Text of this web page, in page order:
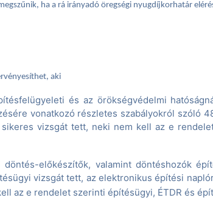
ha a rá irányadó öregségi nyugdíjkorhatár
aki
és az örökségvédelmi
vonatkozó részletes szabályokról szóló
vizsgát tett, neki nem kell az e
előkészítők, valamint döntéshozók
vizsgát tett, az elektronikus építési
az e rendelet szerinti építésügyi, ÉTDR és